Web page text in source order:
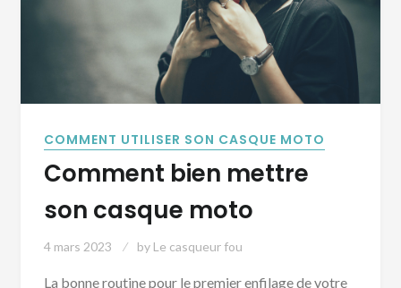
COMMENT UTILISER SON CASQUE MOTO
Comment bien mettre
son casque moto
4 mars 2023 by Le casqueur fou
La bonne routine pour le premier enfilage de votre